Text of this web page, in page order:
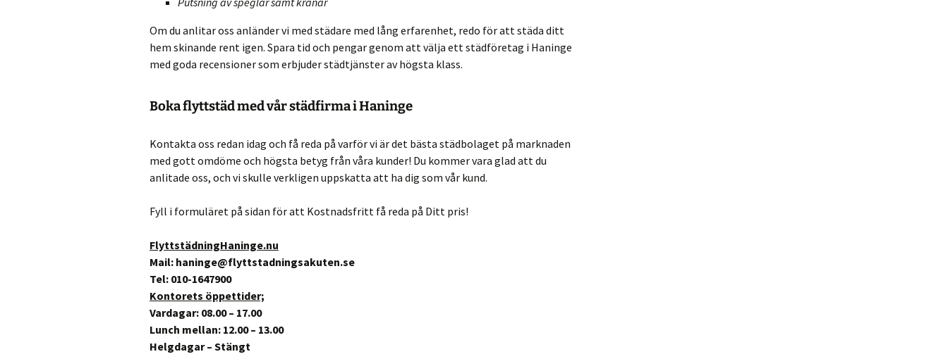
Om du anlitar oss anländer vi med städare med lång erfarenhet, redo för att städa ditt
hem skinande rent igen. Spara tid och pengar genom att välja ett städföretag i Haninge
med goda recensioner som erbjuder städtjänster av högsta klass.
Boka flyttstäd med vårstädfirma i Haninge
Kontakta oss redan idag och få reda på varför vi är det bästa städbolaget på marknaden
med gott omdöme och högsta betyg från våra kunder! Du kommer vara glad att du
anlitade oss, och vi skulle verkligen uppskatta att ha dig som vår kund.
Fyll i formuläret på sidan för att Kostnadsfritt få reda på Ditt pris!
FlyttstädningHaninge.nu
Mail: haninge@flyttstadningsakuten.se
Tel: 010-1647900
Kontorets öppettider;
Vardagar: 08.00 – 17.00
Lunch mellan: 12.00 – 13.00
Helgdagar – Stängt